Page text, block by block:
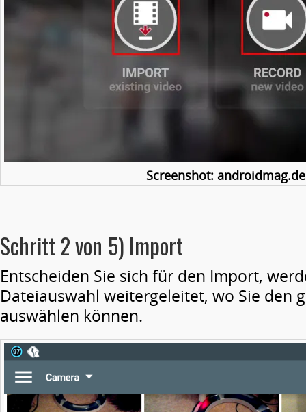
Screenshot: androidmag.de
Schritt 2 von 5) Import
Entscheiden Sie sich für den Import,
Dateiauswahl weitergeleitet, wo Sie den
auswählen können.